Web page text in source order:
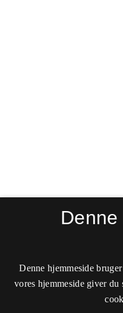
Denne hjemmeside
vores hjemmeside giver du